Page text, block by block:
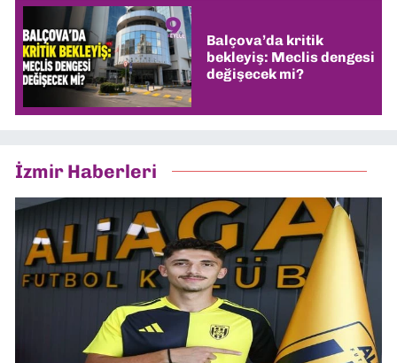
Balçova’da kritik
bekleyiş: Meclis dengesi
değişecek mi?
İzmir Haberleri